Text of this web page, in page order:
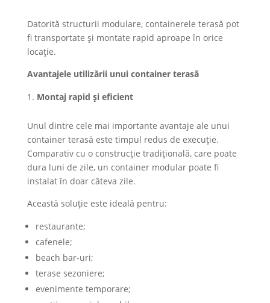
Datorită structurii modulare, containerele terasă pot
fi transportate și montate rapid aproape în orice
locație.
Avantajele utilizării unui container terasă
Montaj rapid și eficient
Unul dintre cele mai importante avantaje ale unui
container terasă este timpul redus de execuție.
Comparativ cu o construcție tradițională, care poate
dura luni de zile, un container modular poate fi
instalat în doar câteva zile.
Această soluție este ideală pentru:
restaurante;
cafenele;
beach bar-uri;
terase sezoniere;
evenimente temporare;